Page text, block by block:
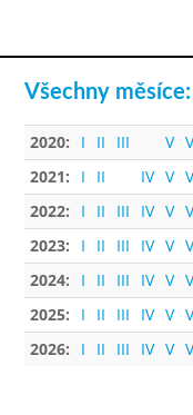
Všechny měsíce:
2020: I II III V
2021:
I II IV V
2022:
I II III IV V
2023:
I II III IV V
2024:
I II III IV V
2025:
I II III IV V
2026:
I II III IV V